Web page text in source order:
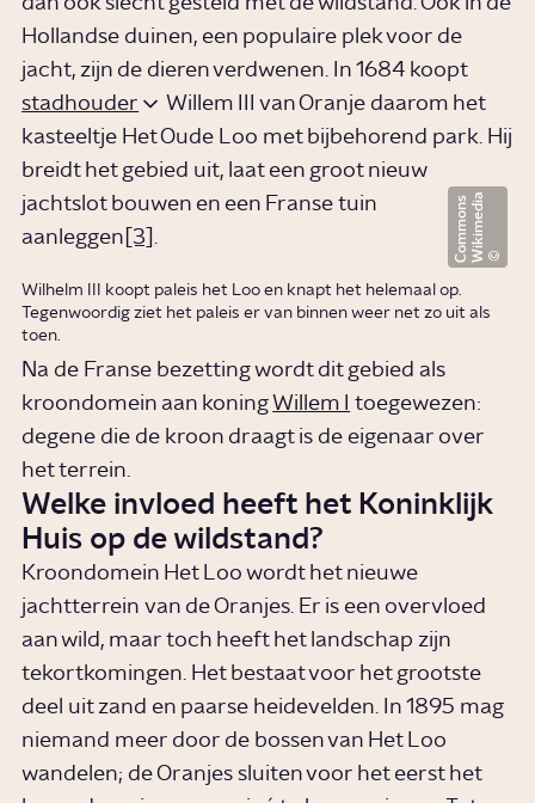
Hollandse duinen, een populaire plek voor de
jacht, zijn de dieren verdwenen. In 1684 koopt
stadhouder
Willem III van Oranje daarom het
kasteeltje Het Oude Loo met bijbehorend park. Hij
breidt het gebied uit, laat een groot nieuw
jachtslot bouwen en een Franse tuin
aanleggen [3]. W
i
k
i
m
e
d
i
a
C
o
m
m
o
n
s
Wilhelm III koopt paleis het Loo en knapt het helemaal op.
Tegenwoordig ziet het paleis er van binnen weer net zo uit als
toen.
Na de Franse bezetting wordt dit gebied als
kroondomein aan koning Willem I
toegewezen:
degene die de kroon draagt is de eigenaar over
het terrein.
Welke invloed heeft het Koninklijk
Huis op de wildstand?
Kroondomein Het Loo wordt het nieuwe
jachtterrein van de Oranjes. Er is een overvloed
aan wild, maar toch heeft het landschap zijn
tekortkomingen. Het bestaat voor het grootste
deel uit zand en paarse heidevelden. In 1895 mag
niemand meer door de bossen van Het Loo
wandelen; de Oranjes sluiten voor het eerst het